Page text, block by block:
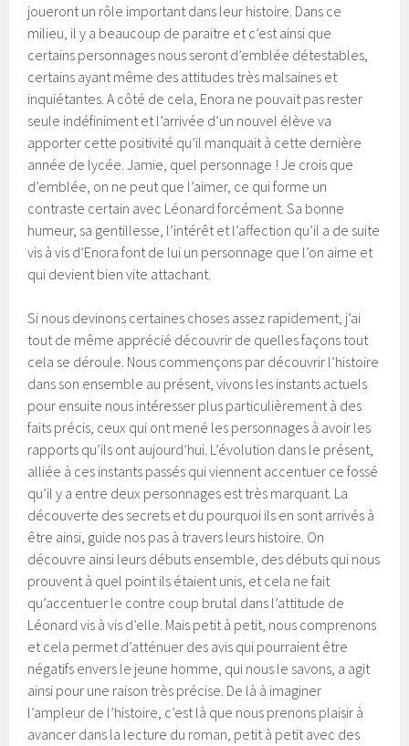
joueront un rôle important dans leur histoire. Dans ce
milieu, il y a beaucoup de paraitre et c’est ainsi que
certains personnages nous seront d’emblée détestables,
certains ayant même des attitudes très malsaines et
inquiétantes. A côté de cela, Enora ne pouvait pas rester
seule indéfiniment et l’arrivée d’un nouvel élève va
apporter cette positivité qu’il manquait à cette dernière
année de lycée. Jamie, quel personnage ! Je crois que
d’emblée, on ne peut que l’aimer, ce qui forme un
contraste certain avec Léonard forcément. Sa bonne
humeur, sa gentillesse, l’intérêt et l’affection qu’il a de suite
vis à vis d’Enora font de lui un personnage que l’on aime et
qui devient bien vite attachant.
Si nous devinons certaines choses assez rapidement, j’ai
tout de même apprécié découvrir de quelles façons tout
cela se déroule. Nous commençons par découvrir l’histoire
dans son ensemble au présent, vivons les instants actuels
pour ensuite nous intéresser plus particulièrement à des
faits précis, ceux qui ont mené les personnages à avoir les
rapports qu’ils ont aujourd’hui. L’évolution dans le présent,
alliée à ces instants passés qui viennent accentuer ce fossé
qu’il y a entre deux personnages est très marquant. La
découverte des secrets et du pourquoi ils en sont arrivés à
être ainsi, guide nos pas à travers leurs histoire. On
découvre ainsi leurs débuts ensemble, des débuts qui nous
prouvent à quel point ils étaient unis, et cela ne fait
qu’accentuer le contre coup brutal dans l’attitude de
Léonard vis à vis d’elle. Mais petit à petit, nous comprenons
et cela permet d’atténuer des avis qui pourraient être
négatifs envers le jeune homme, qui nous le savons, a agit
ainsi pour une raison très précise. De là à imaginer
l’ampleur de l’histoire, c’est là que nous prenons plaisir à
avancer dans la lecture du roman, petit à petit avec des